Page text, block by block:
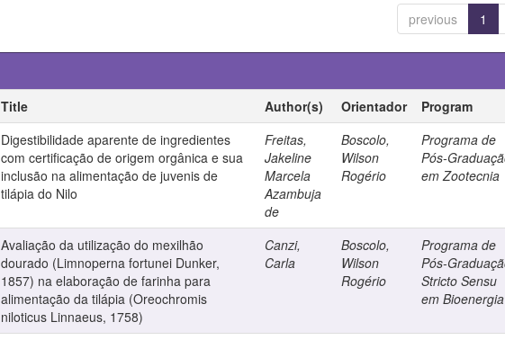
previous 1
Title Author(s) Orientador Program
Digestibilidade aparente de ingredientes
com certificação de origem orgânica e sua
inclusão na alimentação de juvenis de
tilápia do Nilo
Freitas,
Jakeline
Marcela
Azambuja
de
Boscolo,
Wilson
Rogério
Programa de
Pós-
em Zootecnia
Avaliação da utilização do mexilhão
dourado (Limnoperna fortunei Dunker,
1857) na elaboração de farinha para
alimentação da tilápia (Oreochromis
niloticus Linnaeus, 1758)
Canzi,
Carla
Boscolo,
Wilson
Rogério
Programa de
Pós-
Stricto Sensu
em Bioenergia